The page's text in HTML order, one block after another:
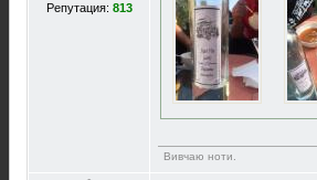
Репутация: 813
Вивчаю ноти.